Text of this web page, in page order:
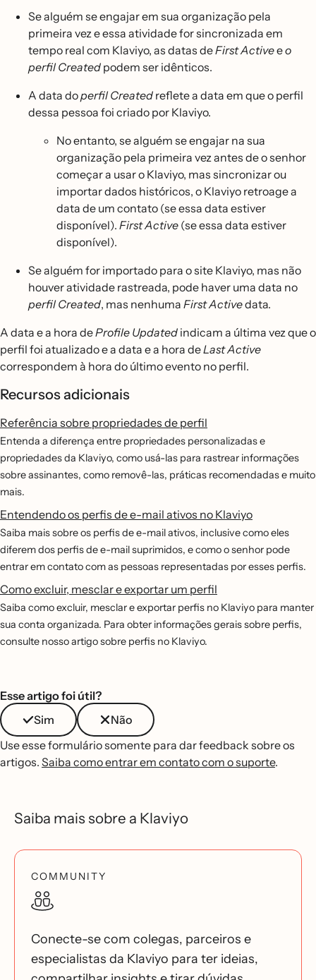
Se alguém se engajar em sua organização pela
primeira vez e essa atividade for sincronizada em
tempo real com Klaviyo, as datas deFirst Activeeo
perfil Created podem ser idênticos.
A data doperfil Created reflete a data em que o perfil
dessa pessoa foi criado por Klaviyo.
No entanto, se alguém se engajar na sua
organização pela primeira vez antes de o senhor
começar a usar o Klaviyo, mas sincronizar ou
importar dados históricos, o Klaviyo retroage a
data de um contato (se essa data estiver
disponível). First Active (se essa data estiver
disponível).
Se alguém for importado para o site Klaviyo, mas não
houver atividade rastreada, pode haver uma data no
perfil Created, mas nenhuma First Activedata.
A data e a hora deProfile Updated indicam a última vez que o
perfil foi atualizado e a data e a hora deLast Active
correspondem à hora do último evento no perfil.
Recursos adicionais
Referência sobre propriedades de perfil
Entenda a diferença entre propriedades personalizadas e
propriedades da Klaviyo, como usá-las para rastrear informações
sobre assinantes, como removê-las, práticas recomendadas e muito
mais.
Entendendo os perfis de e-mail ativos no Klaviyo
Saiba mais sobre os perfis de e-mail ativos, inclusive como eles
diferem dos perfis de e-mail suprimidos, e como o senhor pode
entrar em contato com as pessoas representadas por esses perfis.
Como excluir, mesclar e exportar um perfil
Saiba como excluir, mesclar e exportar perfis no Klaviyo para manter
sua conta organizada. Para obter informações gerais sobre perfis,
consulte nosso artigo sobre perfis no Klaviyo.
Esse artigo foi útil?
Sim
Não
Use esse formulário somente para dar feedback sobre os
artigos. Saiba como entrar em contato com o suporte.
Saiba mais sobre a Klaviyo
COMMUNITY
Conecte-se com colegas, parceiros e
especialistas da Klaviyo para ter ideias,